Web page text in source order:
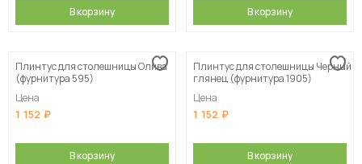
В корзину В корзину
Плинтус для столешницы Олива
(фурнитура 595)
Цена
1 152
В корзину
Плинтус для столешницы Черный
глянец (фурнитура 1905)
Цена
1 152
В корзину